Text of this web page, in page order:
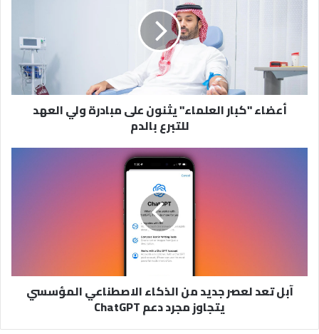
ولي
العهد
للتبرع
أعضاء "كبار العلماء" يثنون على مبادرة ولي العهد
للتبرع بالدم
يتجاوز
مجردآبل تعد لعصر جديد من الذكاء الاصطناعي المؤسسي
يتجاوز مجرد دعم ChatGPT